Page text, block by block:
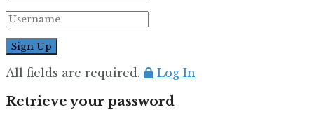
All fields are required. Log In
Retrieve your password